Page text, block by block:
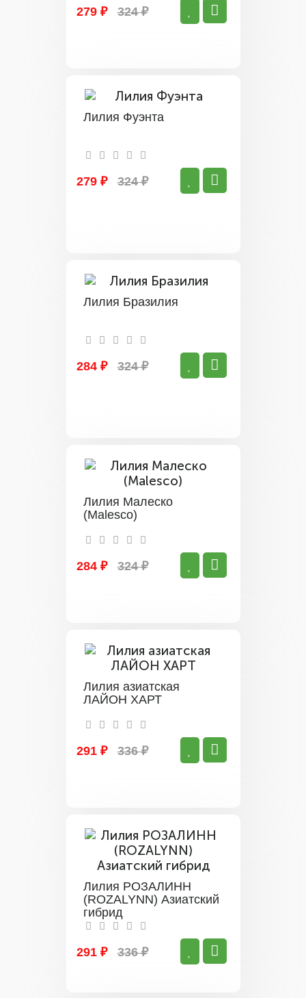
279 ₽ 324 ₽
Лилия Фуэнта
279 ₽ 324 ₽
Лилия Бразилия
284 ₽ 324 ₽
Лилия Малеско
(Malesco)
284 ₽ 324 ₽
Лилия азиатская
ЛАЙОН ХАРТ
291 ₽ 336 ₽
Лилия РОЗАЛИНН
(ROZALYNN) Азиатский
гибрид
291 ₽ 336 ₽